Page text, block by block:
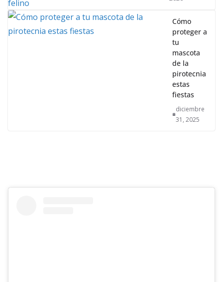
Cómo
proteger a
tu
mascota
de la
pirotecnia
estas
fiestas
diciembre
31, 2025